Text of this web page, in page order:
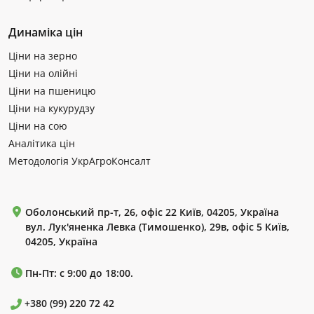
Динаміка цін
Ціни на зерно
Ціни на олійні
Ціни на пшеницю
Ціни на кукурудзу
Ціни на сою
Аналітика цін
Методологія УкрАгроКонсалт
Оболонський пр-т, 26, офіс 22 Київ, 04205, Україна
вул. Лук'яненка Левка (Тимошенко), 29в, офіс 5 Київ,
04205, Україна
Пн-Пт: с 9:00 до 18:00.
+380 (99) 220 72 42